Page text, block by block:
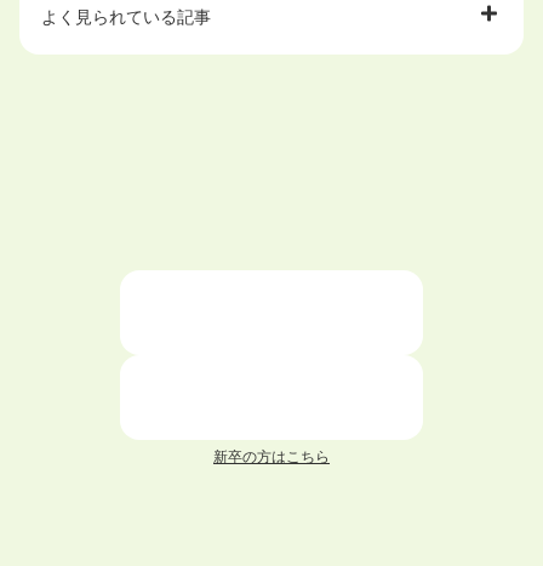
よく見られている記事
仕事が続かない人の特徴と対処法を解説！
面接 記事一覧
新卒の方はこちら